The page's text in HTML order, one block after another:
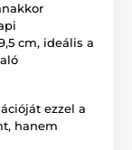
cm, ideális a
ezzel a
hanem